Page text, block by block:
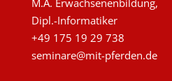
M.A. Erwachsenenbildung,
Dipl.-Informatiker
+49 175 19 29 738
seminare@mit-pferden.de